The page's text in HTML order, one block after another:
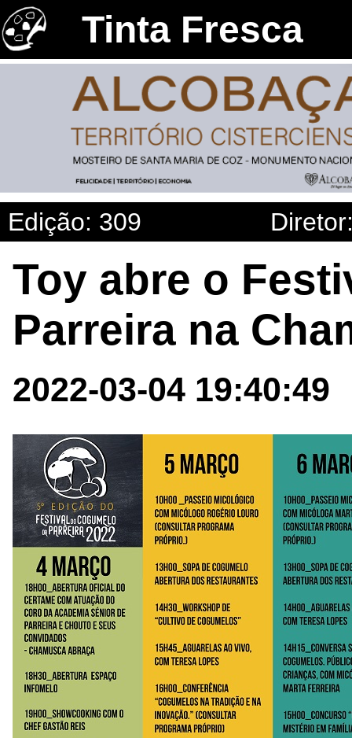
Tinta Fresca
Edição: 309
Toy abre o
Parreira na
2022-03-04 19:40:49